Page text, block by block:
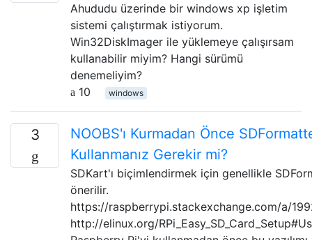
Ahududu üzerinde bir windows xp işletim
sistemi çalıştırmak istiyorum.
Win32DiskImager ile yüklemeye çalışırsam
kullanabilir miyim? Hangi sürümü
denemeliyim?
10
windows
3
NOOBS'ı Kurmadan Önce
Kullanmanız Gerekir mi?
SDKart'ı biçimlendirmek için genellikle
önerilir.
https://raspberrypi.stackexchange.com/a/
http://elinux.org/